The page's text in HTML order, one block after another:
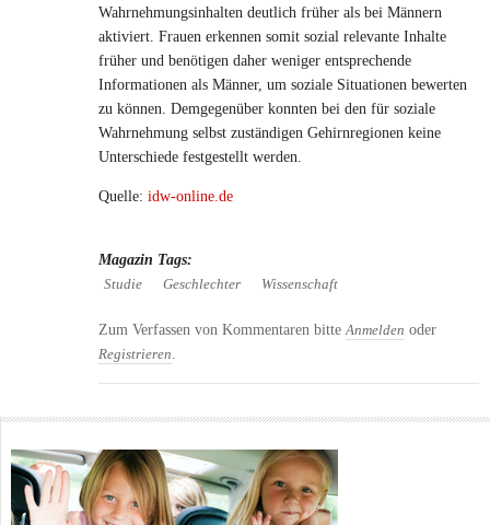
Wahrnehmungsinhalten deutlich früher als bei Männern
aktiviert. Frauen erkennen somit sozial relevante Inhalte
früher und benötigen daher weniger entsprechende
Informationen als Männer, um soziale Situationen bewerten
zu können. Demgegenüber konnten bei den für soziale
Wahrnehmung selbst zuständigen Gehirnregionen keine
Unterschiede festgestellt werden.
Quelle: idw-online.de
Magazin Tags:
Studie Geschlechter Wissenschaft
Zum Verfassen von Kommentaren bitte Anmelden oder
Registrieren